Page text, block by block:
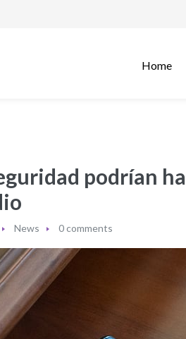
Home
podrían
News 0 comments